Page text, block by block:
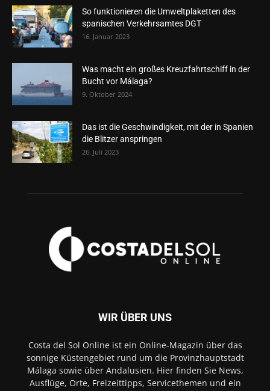
So funktionieren die Umweltplaketten des
spanischen Verkehrsamtes DGT
16. Januar 2023
Was macht ein großes Kreuzfahrtschiff in der
Bucht vor Málaga?
9. Oktober 2024
Das ist die Geschwindigkeit, mit der in Spanien
die Blitzer anspringen
26. Juli 2023
WIR ÜBER UNS
Costa del Sol Online ist ein Online-Magazin über das
sonnige Küstengebiet rund um die Provinzhauptstadt
Málaga sowie über Andalusien. Hier finden Sie News,
Ausflüge, Orte, Freizeittipps, Servicethemen und ein